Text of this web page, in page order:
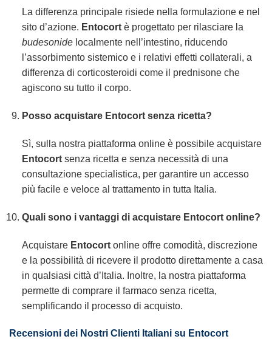
La differenza principale risiede nella formulazione e nel
sito d’azione. Entocortè progettato per rilasciare la
budesonidelocalmente nell’intestino, riducendo
l’assorbimento sistemico e i relativi effetti collaterali, a
differenza di corticosteroidi come il prednisone che
agiscono su tutto il corpo.
Posso acquistare Entocort senza ricetta?
Sì, sulla nostra piattaforma online è possibile acquistare
Entocortsenza ricetta e senza necessità di una
consultazione specialistica, per garantire un accesso
più facile e veloce al trattamento in tutta Italia.
Quali sono i vantaggi di acquistare Entocort online?
Acquistare Entocortonline offre comodità, discrezione
e la possibilità di ricevere il prodotto direttamente a casa
in qualsiasi città d’Italia. Inoltre, la nostra piattaforma
permette di comprare il farmaco senza ricetta,
semplificando il processo di acquisto.
Recensioni dei Nostri Clienti Italiani su Entocort